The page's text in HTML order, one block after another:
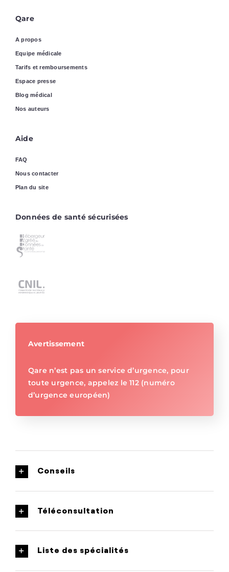
Qare
A propos
Equipe médicale
Tarifs et remboursements
Espace presse
Blog médical
Nos auteurs
Aide
FAQ
Nous contacter
Plan du site
Données de santé sécurisées
Avertissement
Qare n’est pas un service d’urgence, pour
toute urgence, appelez le 112 (numéro
d’urgence européen)
Conseils
Téléconsultation
Liste des spécialités